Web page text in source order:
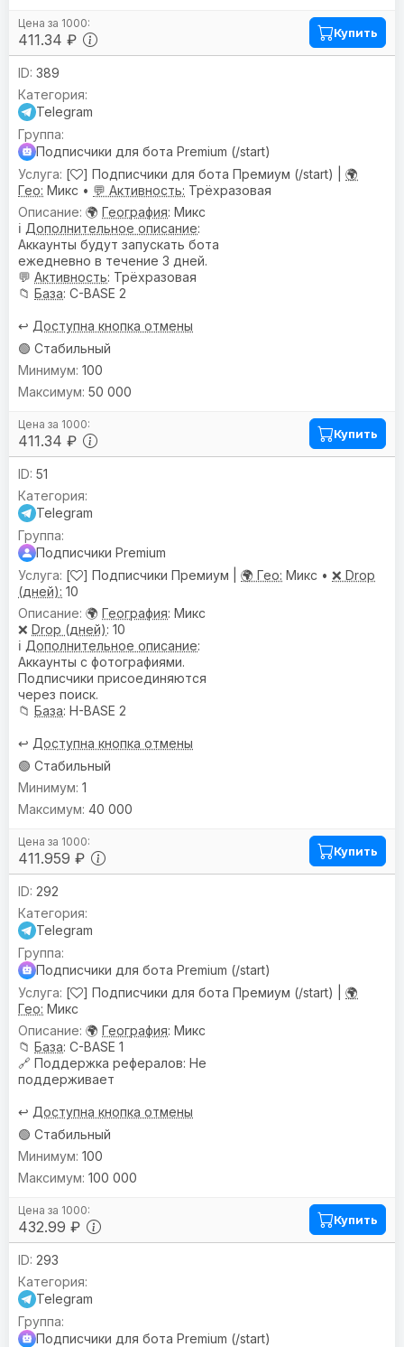
411.34 ₽ Купить
389
Telegram
Подписчики для бота Premium (/start)
[
] Подписчики для бота Премиум (/start) | 🌍
Гео: Микс • 💬 Активность: Трёхразовая
🌍 География: Микс
ℹ️ Дополнительное описание:
Аккаунты будут запускать бота
ежедневно в течение 3 дней.
💬 Активность: Трёхразовая
📁 База: C-BASE 2
↩️ Доступна кнопка отмены
🟢 Стабильный
411.34 ₽
100
50 000
Купить
51
Telegram
Подписчики Premium
[
] Подписчики Премиум | 🌍 Гео: Микс • ❌ Drop
(дней): 10
🌍 География: Микс
❌ Drop (дней): 10
ℹ️ Дополнительное описание:
Аккаунты с фотографиями.
Подписчики присоединяются
через поиск.
📁 База: H-BASE 2
↩️ Доступна кнопка отмены
🟢 Стабильный
411.959 ₽
1
40 000
Купить
292
Telegram
Подписчики для бота Premium (/start)
[
] Подписчики для бота Премиум (/start) | 🌍
Гео: Микс
🌍 География: Микс
📁 База: C-BASE 1
🔗 Поддержка рефералов: Не
поддерживает
↩️ Доступна кнопка отмены
🟢 Стабильный
432.99 ₽
100
100 000
Купить
293
Telegram
Подписчики для бота Premium (/start)